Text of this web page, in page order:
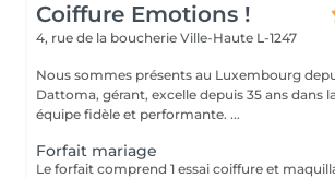
Coiffure Emotions !
4, rue de la boucherie Ville-Haute L-1247
Nous sommes présents au Luxembourg
Dattoma, gérant, excelle depuis 35 ans dans
équipe fidèle et performante. ...
Forfait mariage